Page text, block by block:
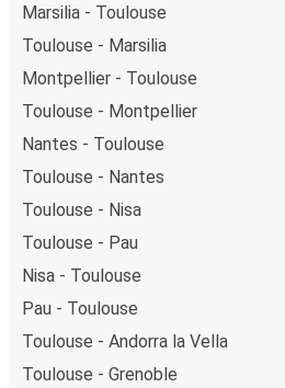
Marsilia - Toulouse
Toulouse - Marsilia
Montpellier - Toulouse
Toulouse - Montpellier
Nantes - Toulouse
Toulouse - Nantes
Toulouse - Nisa
Toulouse - Pau
Nisa - Toulouse
Pau - Toulouse
Toulouse - Andorra la Vella
Toulouse - Grenoble